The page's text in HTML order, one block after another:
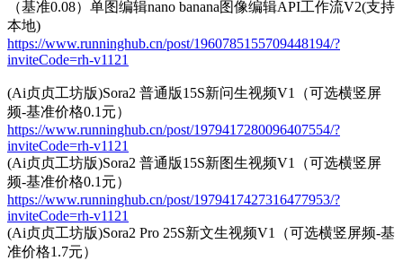
（基准0.08）单图编辑nano banana图像编辑API工作流V2(支持
本地)
https://www.runninghub.cn/post/1960785155709448194/?
inviteCode=rh-v1121
(Ai贞贞工坊版)Sora2 普通版15S新问生视频V1（可选横竖屏
频-基准价格0.1元）
https://www.runninghub.cn/post/1979417280096407554/?
inviteCode=rh-v1121
(Ai贞贞工坊版)Sora2 普通版15S新图生视频V1（可选横竖屏
频-基准价格0.1元）
https://www.runninghub.cn/post/1979417427316477953/?
inviteCode=rh-v1121
(Ai贞贞工坊版)Sora2 Pro 25S新文生视频V1（可选横竖屏频-基
准价格1.7元）